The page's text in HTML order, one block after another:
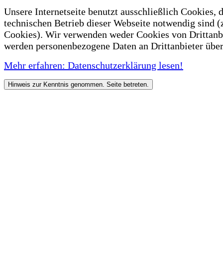
Unsere Internetseite benutzt ausschließlich Cookies,
technischen Betrieb dieser Webseite notwendig sind
Cookies). Wir verwenden weder Cookies von
werden personenbezogene Daten an Drittanbieter
Mehr erfahren: Datenschutzerklärung lesen!
Hinweis zur Kenntnis genommen. Seite betreten.